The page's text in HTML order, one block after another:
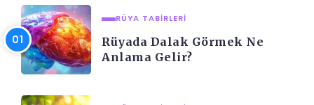
RÜYA TABIRLERI
Rüyada Dalak Görmek Ne
Anlama Gelir?